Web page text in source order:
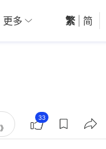
01深圳 觀點
更多 繁 简
33